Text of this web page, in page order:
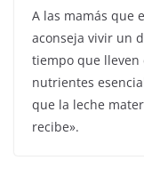
A las mamás que
aconseja vivir un
tiempo que lleven
nutrientes
que la leche
recibe».